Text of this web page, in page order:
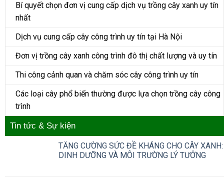
Bí quyết chọn đơn vị cung cấp dịch vụ trồng cây xanh uy tín
nhất
Dịch vụ cung cấp cây công trình uy tín tại Hà Nội
Đơn vị trồng cây xanh công trình đô thị chất lượng và uy tín
Thi công cảnh quan và chăm sóc cây công trình uy tín
Các loại cây phổ biến thường được lựa chọn trồng cây công
trình
Tin tức & Sự kiện
TĂNG CƯỜNG SỨC ĐỀ KHÁNG CHO CÂY XANH:
DINH DƯỠNG VÀ MÔI TRƯỜNG LÝ TƯỞNG